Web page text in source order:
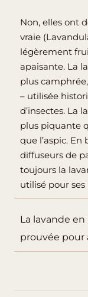
Non, elles ont
vraie
légèrement
apaisante. La
plus
– utilisée
d’insectes. La
plus piquante
que l’aspic.
diffuseurs de
toujours la
utilisé pour
La lavande
prouvée pour